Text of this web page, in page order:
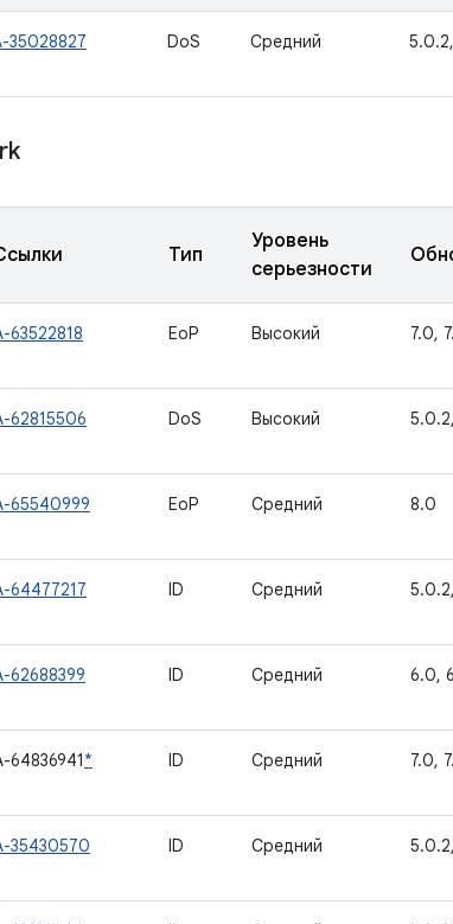
35028827 DoS Средний 5.0.2,
Тип
Уровень
серьезности
63522818 EoP Высокий 7.0,
62815506 DoS Высокий
65540999 EoP Средний 8.0
64477217 ID Средний
62688399 ID Средний 6.0,
64836941* ID Средний 7.0,
35430570 ID Средний